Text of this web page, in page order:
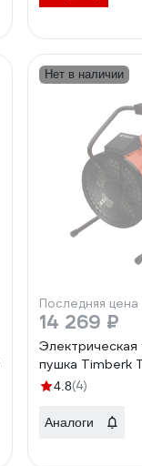
Нет в наличии
Последняя цена
14 269 ₽
Электрическая
пушка Timberk
4.8(4)
Аналоги